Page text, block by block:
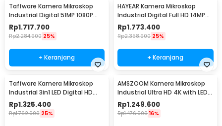
Taffware Kamera Mikroskop
Industrial Digital 51MP 1080P
150X LED USB - MIC-213
Rp1.717.700
Rp2.284.900 25%
+ Keranjang
HAYEAR Kamera Mikroskop
Industrial Digital Full HD 14MP
1080P - HY60
Rp1.773.400
Rp2.358.900 25%
+ Keranjang
Taffware Kamera Mikroskop
Industrial 3in1 LED Digital HD
Lens 13MP - YZ130
Rp1.325.400
Rp1.762.900 25%
AMSZOOM Kamera Mikroskop
Industrial Ultra HD 4K with LED
Light - AZ4
Rp1.249.600
Rp1.476.900 16%